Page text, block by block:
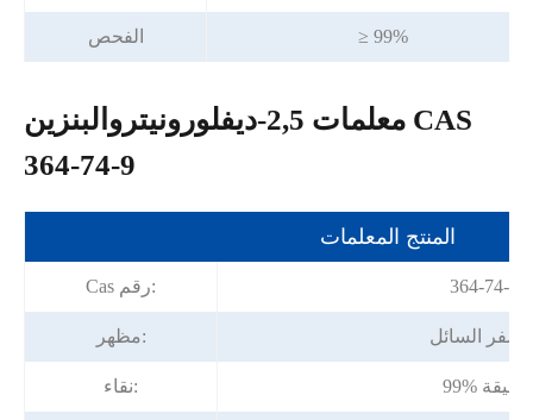
الفحص ≥ 99%
معلمات 2,5-ديفلورونيتروالبنزين CAS
364-74-9
المنتج المعلمات
Cas رقم: 364-74-9
مظهر: السائل
نقاء: 99% دقيقة